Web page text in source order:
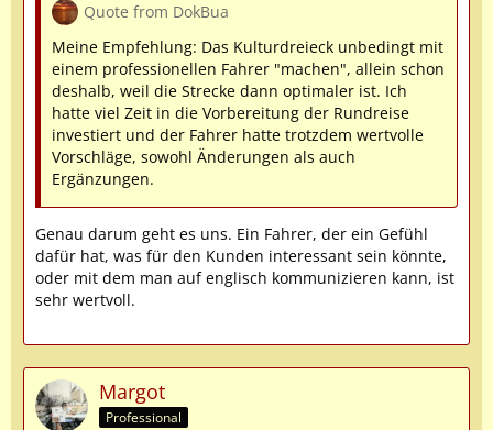
Quote from DokBua
Meine Empfehlung: Das Kulturdreieck unbedingt mit
einem professionellen Fahrer "machen", allein schon
deshalb, weil die Strecke dann optimaler ist. Ich
hatte viel Zeit in die Vorbereitung der Rundreise
investiert und der Fahrer hatte trotzdem wertvolle
Vorschläge, sowohl Änderungen als auch
Ergänzungen.
Genau darum geht es uns. Ein Fahrer, der ein Gefühl
dafür hat, was für den Kunden interessant sein könnte,
oder mit dem man auf englisch kommunizieren kann, ist
sehr wertvoll.
Margot
Professional